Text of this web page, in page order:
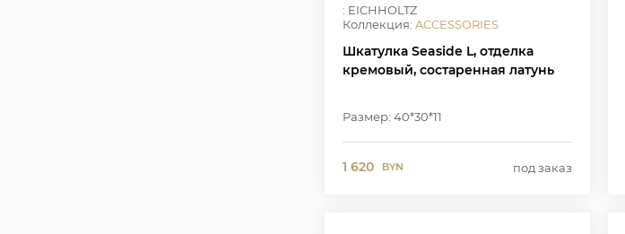
: EICHHOLTZ
Коллекция: ACCESSORIES
Шкатулка Seaside L, отделка
кремовый, состаренная латунь
Размер: 40*30*11
1 620 BYN под заказ